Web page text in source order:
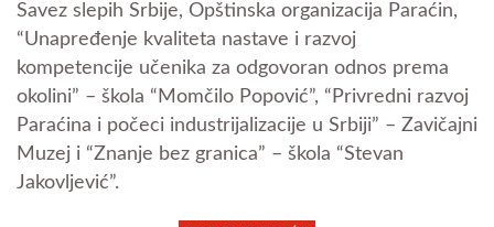
Savez slepih Srbije, Opštinska organizacija Paraćin,
“Unapređenje kvaliteta nastave i razvoj
kompetencije učenika za odgovoran odnos prema
okolini” – škola “Momčilo Popović”, “Privredni razvoj
Paraćina i počeci industrijalizacije u Srbiji” – Zavičajni
Muzej i “Znanje bez granica” – škola “Stevan
Jakovljević”.